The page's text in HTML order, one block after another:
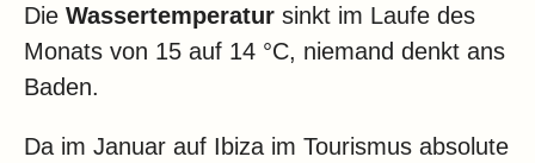
Die Wassertemperatur sinkt im Laufe des
Monats von 15 auf 14 °C, niemand denkt ans
Baden.
Da im Januar auf Ibiza im Tourismus absolute